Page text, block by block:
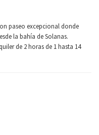
paseo excepcional donde
la bahía de Solanas.
de 2 horas de 1 hasta 14